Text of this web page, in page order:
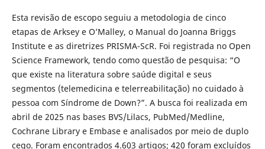
Esta revisão de escopo seguiu a metodologia de cinco
etapas de Arksey e O’Malley, o Manual do Joanna Briggs
Institute e as diretrizes PRISMA-ScR. Foi registrada no Open
Science Framework, tendo como questão de pesquisa: “O
que existe na literatura sobre saúde digital e seus
segmentos (telemedicina e telerreabilitação) no cuidado à
pessoa com Síndrome de Down?”. A busca foi realizada em
abril de 2025 nas bases BVS/Lilacs, PubMed/Medline,
Cochrane Library e Embase e analisados por meio de duplo
cego. Foram encontrados 4.603 artigos; 420 foram excluídos